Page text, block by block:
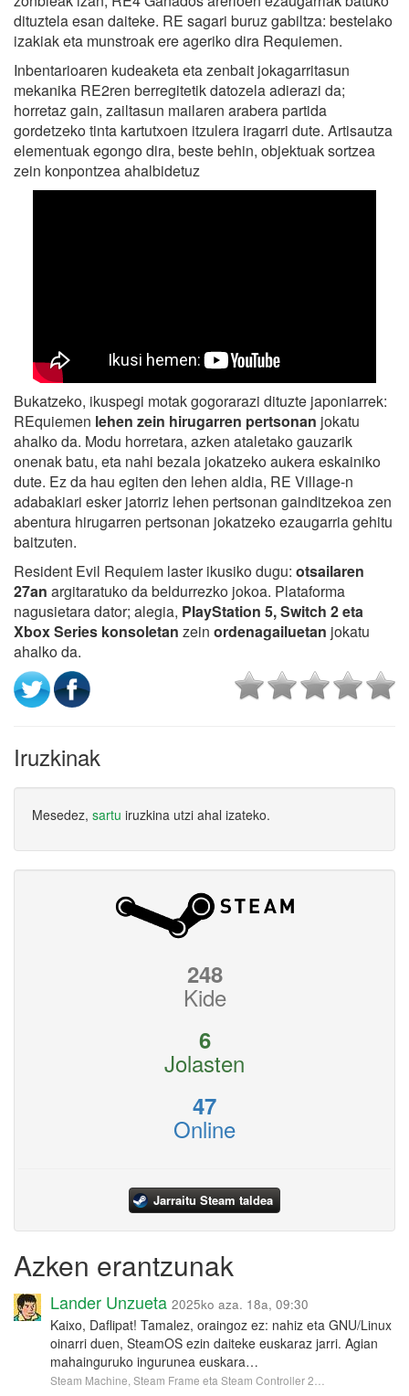
dituztela esan daiteke. RE sagari buruz gabiltza: bestelako
izakiak eta munstroak ere ageriko dira Requiemen.
Inbentarioaren kudeaketa eta zenbait jokagarritasun
mekanika RE2ren berregitetik datozela adierazi da;
horretaz gain, zailtasun mailaren arabera partida
gordetzeko tinta kartutxoen itzulera iragarri dute. Artisautza
elementuak egongo dira, beste behin, objektuak sortzea
zein konpontzea ahalbidetuz
Bukatzeko, ikuspegi motak gogorarazi dituzte japoniarrek:
REquiemen lehen zein hirugarren pertsonan jokatu
ahalko da. Modu horretara, azken ataletako gauzarik
onenak batu, eta nahi bezala jokatzeko aukera eskainiko
dute. Ez da hau egiten den lehen aldia, RE Village-n
adabakiari esker jatorriz lehen pertsonan gainditzekoa zen
abentura hirugarren pertsonan jokatzeko ezaugarria gehitu
baitzuten.
Resident Evil Requiem laster ikusiko dugu: otsailaren
27an argitaratuko da beldurrezko jokoa. Plataforma
nagusietara dator; alegia, PlayStation 5, Switch 2 eta
Xbox Series konsoletan zein ordenagailuetan jokatu
ahalko da.
Iruzkinak
Mesedez, sartu iruzkina utzi ahal izateko.
248
Kide
6
Jolasten
47
Online
Jarraitu Steam taldea
Azken erantzunak
Lander Unzueta 2025ko aza. 18a, 09:30
Kaixo, Daflipat! Tamalez, oraingoz ez: nahiz eta GNU/Linux
oinarri duen, SteamOS ezin daiteke euskaraz jarri. Agian
mahainguruko ingurunea euskara…
Steam Machine, Steam Frame eta Steam Controller 2…